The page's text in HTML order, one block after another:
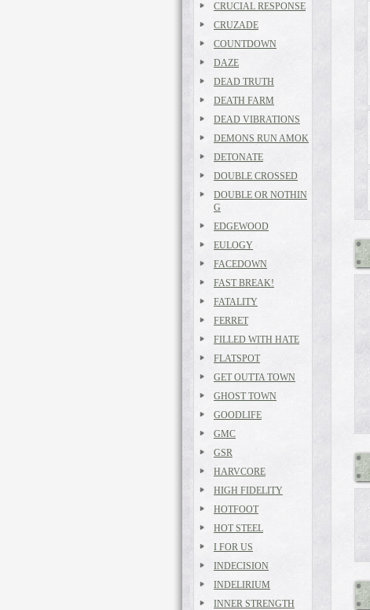
CRUCIAL RESPONSE
CRUZADE
COUNTDOWN
DAZE
DEAD TRUTH
DEATH FARM
DEAD VIBRATIONS
DEMONS RUN AMOK
DETONATE
DOUBLE CROSSED
DOUBLE OR NOTHIN
G
EDGEWOOD
EULOGY
FACEDOWN
FAST BREAK!
FATALITY
FERRET
FILLED WITH HATE
FLATSPOT
GET OUTTA TOWN
GHOST TOWN
GOODLIFE
GMC
GSR
HARVCORE
HIGH FIDELITY
HOTFOOT
HOT STEEL
I FOR US
INDECISION
INDELIRIUM
INNER STRENGTH